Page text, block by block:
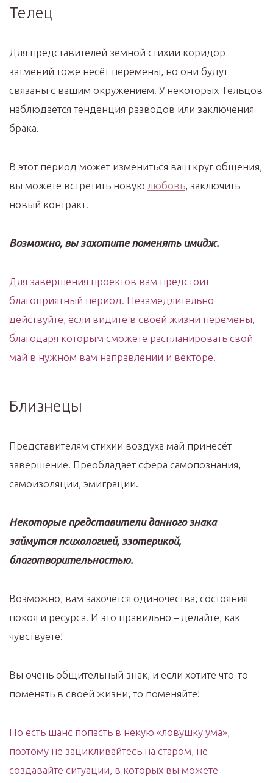
Телец
Для представителей земной стихии коридор
затмений тоже несёт перемены, но они будут
связаны с вашим окружением. У некоторых Тельцов
наблюдается тенденция разводов или заключения
брака.
В этот период может измениться ваш круг общения,
вы можете встретить новую любовь, заключить
новый контракт.
Возможно, вы захотите поменять имидж.
Для завершения проектов вам предстоит
благоприятный период. Незамедлительно
действуйте, если видите в своей жизни перемены,
благодаря которым сможете распланировать свой
май в нужном вам направлении и векторе.
Близнецы
Представителям стихии воздуха май принесёт
завершение. Преобладает сфера самопознания,
самоизоляции, эмиграции.
Некоторые представители данного знака
займутся психологией, эзотерикой,
благотворительностью.
Возможно, вам захочется одиночества, состояния
покоя и ресурса. И это правильно – делайте, как
чувствуете!
Вы очень общительный знак, и если хотите что-то
поменять в своей жизни, то поменяйте!
Но есть шанс попасть в некую «ловушку ума»,
поэтому не зацикливайтесь на старом, не
создавайте ситуации, в которых вы можете